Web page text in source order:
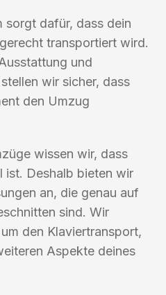
sorgt dafür, dass dein
transportiert wird.
und
wir sicher, dass
den Umzug
wissen wir, dass
ist. Deshalb bieten wir
an, die genau auf
sind. Wir
den Klaviertransport,
Aspekte deines